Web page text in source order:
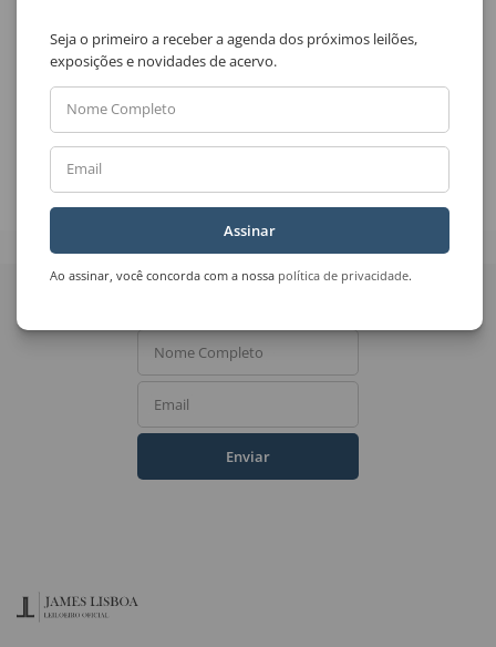
Uberto Zamith
Seja o primeiro a receber a agenda dos próximos leilões,
exposições e novidades de acervo.
Nome Completo
Email
Assinar
Ao assinar, você concorda com a nossa política de privacidade.
Quer receber novidades
Nome Completo
Email
Enviar